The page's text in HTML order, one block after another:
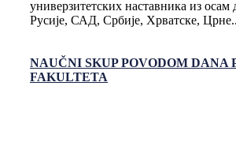
универзитетских наставника из осам
Русије, САД, Србије, Хрватске,
NAUČNI SKUP POVODOM DANA
FAKULTETA